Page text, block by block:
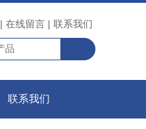
| 在线留言 | 联系我们
联系我们